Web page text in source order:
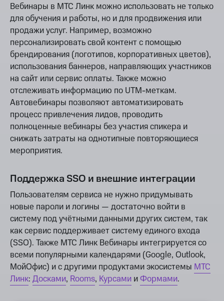
Вебинары в МТС Линк можно использовать не только
для обучения и работы, но и для продвижения или
продажи услуг. Например, возможно
персонализировать свой контент с помощью
брендирования (логотипов, корпоративных цветов),
использования баннеров, направляющих участников
на сайт или сервис оплаты. Также можно
отслеживать информацию по UTM-меткам.
Автовебинары позволяют автоматизировать
процесс привлечения лидов, проводить
полноценные вебинары без участия спикера и
снижать затраты на однотипные повторяющиеся
мероприятия.
Поддержка SSO и внешние интеграции
Пользователям сервиса не нужно придумывать
новые пароли и логины — достаточно войти в
систему под учётными данными других систем, так
как сервис поддерживает систему единого входа
(SSO). Также МТС Линк Вебинары интегрируется со
всеми популярными календарями (Google, Outlook,
МойОфис) и с другими продуктами экосистемы МТС
Линк: Досками, Rooms, Курсами иФормами.